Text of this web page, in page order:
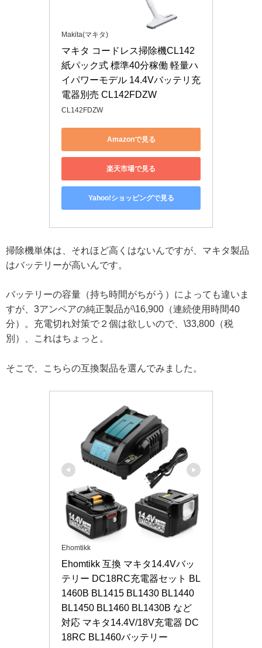
Makita(マキタ)
マキタ コードレス掃除機CL142
紙パック式 標準40分稼働 軽量ハ
イパワーモデル 14.4Vバッテリ充
電器別売 CL142FDZW
CL142FDZW
Amazonで見る
楽天市場で見る
Yahoo!ショッピングで見る
掃除機単体は、それほど高くはないんですが、マキタ製品
はバッテリーが高いんです。
バッテリーの容量（持ち時間がちがう）によっても違いま
すが、3アンペアの純正製品が\16,900（連続使用時間40
分）。充電切れ対策で２個は欲しいので、\33,800（税
別）、これはちょっと。
そこで、こちらの互換製品を選んでみました。
Ehomtikk
Ehomtikk 互換 マキタ14.4Vバッ
テリー DC18RC充電器セット BL
1460B BL1415 BL1430 BL1440
BL1450 BL1460 BL1430B など
対応 マキタ14.4V/18V充電器 DC
18RC BL1460バッテリー